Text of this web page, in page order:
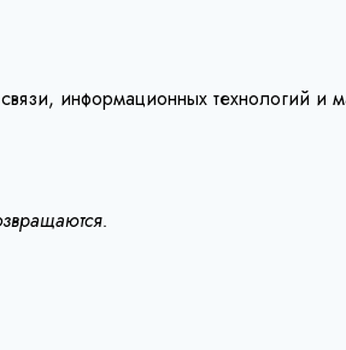
информационных технологий и